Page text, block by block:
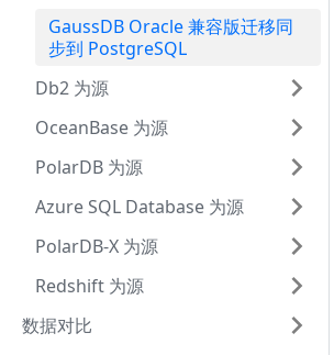
GaussDB Oracle 兼容版迁移同
步到 PostgreSQL
Db2 为源
OceanBase 为源
PolarDB 为源
Azure SQL Database 为源
PolarDB-X 为源
Redshift 为源
数据对比